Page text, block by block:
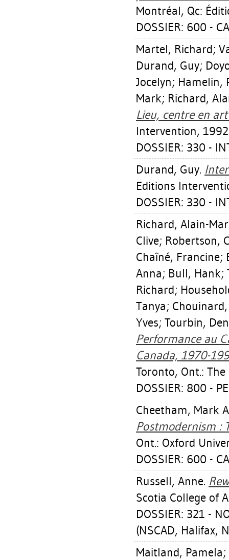
Montréal, Qc:
DOSSIER: 600 -
Martel, Richard;
Durand, Guy;
Jocelyn; Hamelin,
Mark; Richard,
Lieu, centre en
Intervention,
DOSSIER: 330 -
Durand, Guy.
Editions
DOSSIER: 330 -
Richard, Alain-
Clive; Robertson,
Chaîné, Francine;
Anna; Bull, Hank;
Richard;
Tanya;
Yves; Tourbin,
Performance au
Canada, 1970-
Toronto, Ont.: The
DOSSIER: 800 -
Cheetham, Mark
Postmodernism :
Ont.: Oxford
DOSSIER: 600 -
Russell, Anne.
Scotia College of
DOSSIER: 321 -
(NSCAD, Halifax,
Maitland, Pamela;